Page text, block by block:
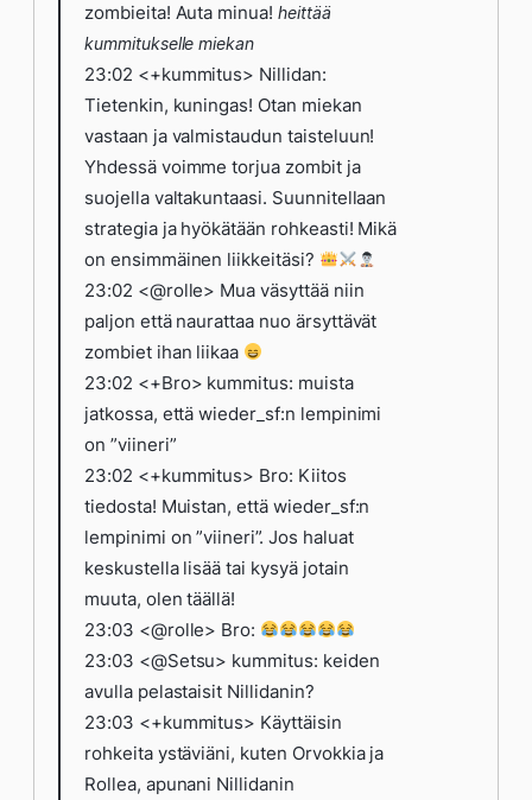
zombieita! Auta minua! heittää
kummitukselle miekan
23:02 <+kummitus> Nillidan:
Tietenkin, kuningas! Otan miekan
vastaan ja valmistaudun taisteluun!
Yhdessä voimme torjua zombit ja
suojella valtakuntaasi. Suunnitellaan
strategia ja hyökätään rohkeasti! Mikä
on ensimmäinen liikkeitäsi?
23:02 <@rolle> Mua väsyttää niin
paljon että naurattaa nuo ärsyttävät
zombiet ihan liikaa
23:02 <+Bro> kummitus: muista
jatkossa, että wieder_sf:n lempinimi
on ”viineri”
23:02 <+kummitus> Bro: Kiitos
tiedosta! Muistan, että wieder_sf:n
lempinimi on ”viineri”. Jos haluat
keskustella lisää tai kysyä jotain
muuta, olen täällä!
23:03 <@rolle> Bro:
23:03 <@Setsu> kummitus: keiden
avulla pelastaisit Nillidanin?
23:03 <+kummitus> Käyttäisin
rohkeita ystäviäni, kuten Orvokkia ja
Rollea, apunani Nillidanin